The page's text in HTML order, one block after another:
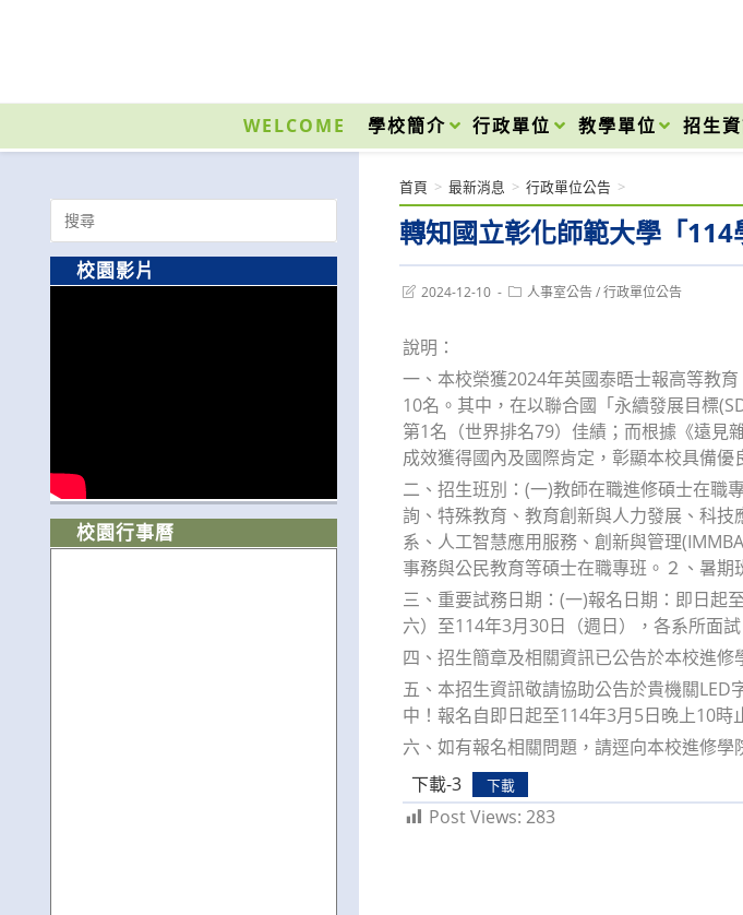
內
WELCOME 學校簡介 行政單位 教學單位 招生
轉知國立彰化師範大學「
首頁 > 最新消息 > 行政單位公告 >
Post2024-12-10
Post人事室公告 / 行政單位公告
說明：
一、本校榮獲2024年英國泰晤士報高等教
10名。其中，在以聯合國「永續發展目標
第1名（世界排名79）佳績；而根據《遠見
成效獲得國內及國際肯定，彰顯本校具備
二、招生班別：(一)教師在職進修碩士在職
詢、特殊教育、教育創新與人力發展、科
系、人工智慧應用服務、創新與管理
事務與公民教育等碩士在職專班。２、暑期
三、重要試務日期：(一)報名日期：即日起
六）至114年3月30日（週日），各系所面
四、招生簡章及相關資訊已公告於本校進
五、本招生資訊敬請協助公告於貴機關
中！報名自即日起至114年3月5日晚上10時
六、如有報名相關問題，請逕向本校進修
下載-3
下載
Post Views: 283
Search
for:
校園影片
校園行事曆